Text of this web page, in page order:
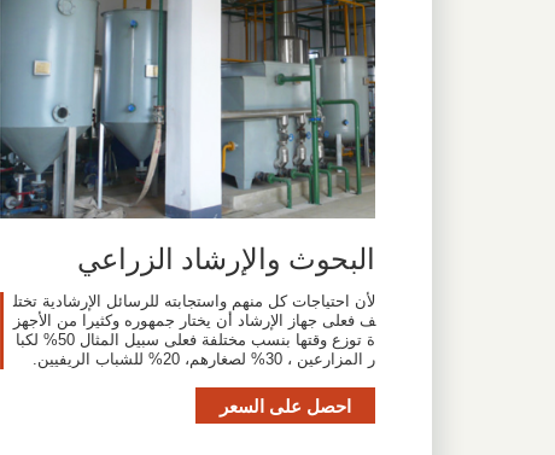
البحوث والإرشاد الزراعي
لأن احتياجات كل منهم واستجابته للرسائل الإرشادية تختل
ف فعلى جهاز الإرشاد أن يختار جمهوره وكثيرا من الأجهز
ة توزع وقتها بنسب مختلفة فعلى سبيل المثال 50% لكبا
ر المزارعين ، 30% لصغارهم، 20% للشباب الريفيين.
احصل على السعر